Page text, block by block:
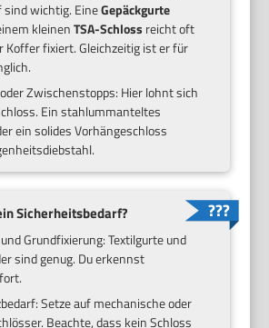
sind wichtig. EineGepäckgurte
kleinenTSA-Schloss reicht oft
Koffer fixiert. Gleichzeitig ist er für
Zwischenstopps: Hier lohnt sich
Ein stahlummanteltes
ein solides Vorhängeschloss
Sicherheitsbedarf?
Grundfixierung: Textilgurte und
sind genug. Du erkennst
Setze auf mechanische oder
Beachte, dass kein Schloss